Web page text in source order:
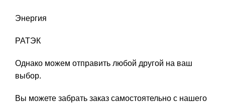
Энергия
РАТЭК
Однако можем отправить любой другой на ваш
выбор.
Вы можете забрать заказ самостоятельно с нашего